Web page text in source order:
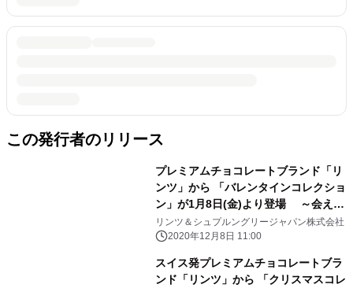
この発行者のリリース
プレミアムチョコレートブランド「リ
ンツ」から 「バレンタインコレクショ
ン」が1月8日(金)より登場 ～会えな
い今こそ想いを届ける、特別なバレン
タインに～
リンツ＆シュプルングリージャパン株式会社
2020年12月8日 11:00
スイス発プレミアムチョコレートブラ
ンド「リンツ」から 「クリスマスコレ